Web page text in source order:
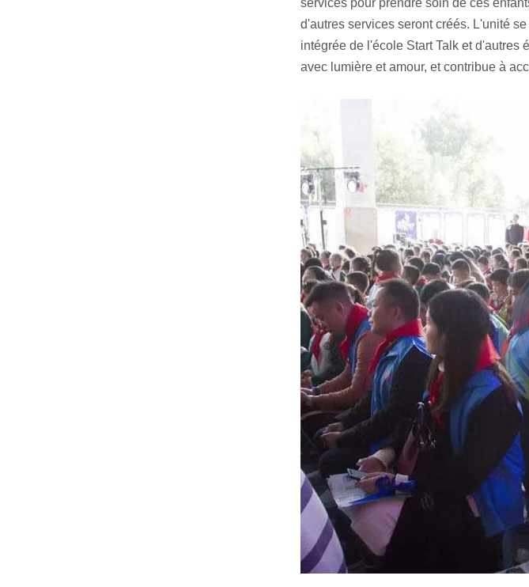
d'autres services seront créés. L'unité
intégrée de l'école Start Talk et
avec lumière et amour, et contribue à